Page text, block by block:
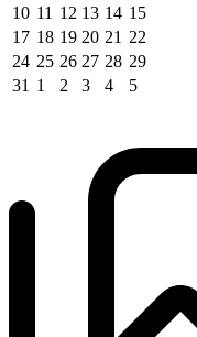
10 11 12 13 14 15
17 18 19 20 21 22
24 25 26 27 28 29
31 1 2 3 4 5